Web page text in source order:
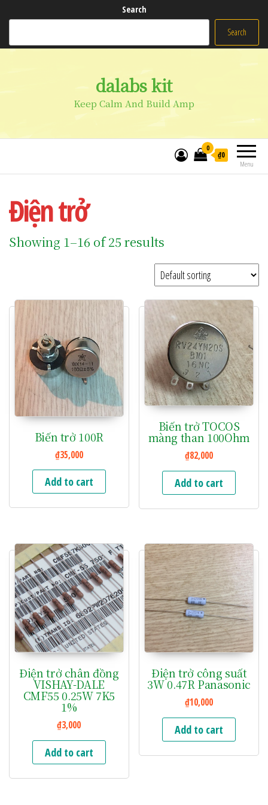
Search
Search
dalabs kit
Keep Calm And Build Amp
Menu
0
₫0
Điện trở
Showing 1–16 of 25 results
Biến trở 100R
₫35,000
Add to cart
Biến trở TOCOS
màng than 100Ohm
₫82,000
Add to cart
Điện trở chân đồng
VISHAY-DALE
CMF55 0.25W 7K5
1%
₫3,000
Add to cart
Điện trở công suất
3W 0.47R Panasonic
₫10,000
Add to cart